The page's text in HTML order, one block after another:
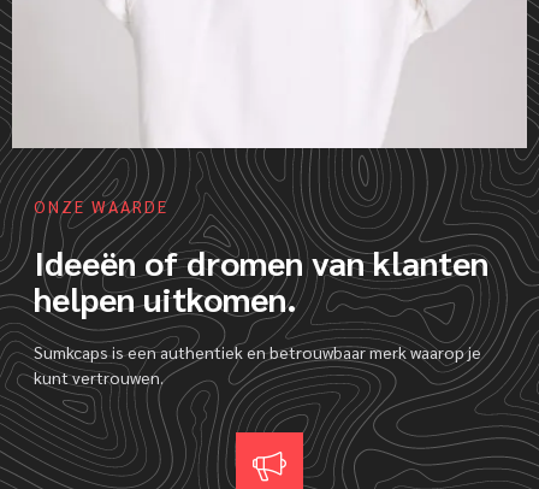
ONZE WAARDE
Ideeën of dromen van klanten
helpen uitkomen.
Sumkcaps is een authentiek en betrouwbaar merk waarop je
kunt vertrouwen.